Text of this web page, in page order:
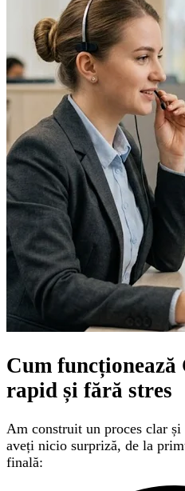
Cum
rapid și fără stres
Am construit un proces clar
aveți nicio surpriză, de la
finală: